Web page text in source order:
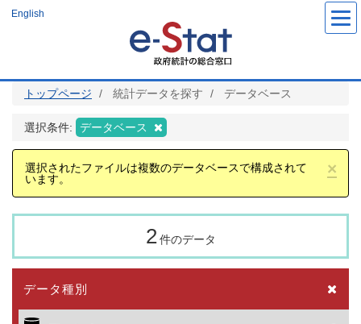
ツ
English
トップページ 統計データを探す データベース
選択条件: データベース
×
選択されたファイルは複数のデータベースで構成されて
います。
2 件のデータ
データ種別